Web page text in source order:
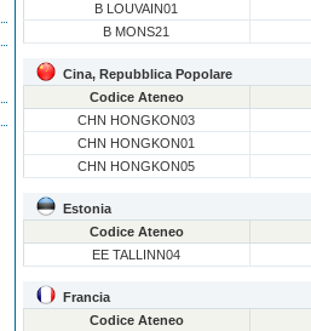
B LOUVAIN01
B MONS21
Cina, Repubblica Popolare
Codice Ateneo
CHN HONGKON03
CHN HONGKON01
CHN HONGKON05
Estonia
Codice Ateneo
EE TALLINN04
Francia
Codice Ateneo